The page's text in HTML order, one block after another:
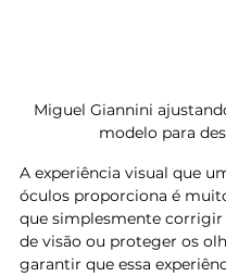
Miguel Giannini
modelo para
A experiência visual que
óculos proporciona é
que simplesmente
de visão ou proteger os
garantir que essa